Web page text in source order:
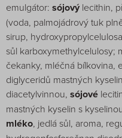
emulgátor: sójový lecithin,
(voda, palmojádrový tuk
sirup,
sůl karboxymethylcelulosy;
čekanky, mléčná bílkovina,
diglyceridů mastných
diacetylvinnou, sójové
mastných kyselin s
mléko, jedlá sůl, aroma,